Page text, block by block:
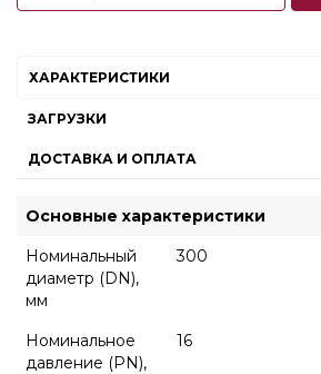
ХАРАКТЕРИСТИКИ
ЗАГРУЗКИ
ДОСТАВКА И ОПЛАТА
Основные характеристики
Номинальный
диаметр (DN),
мм
300
Номинальное
давление (PN),
16